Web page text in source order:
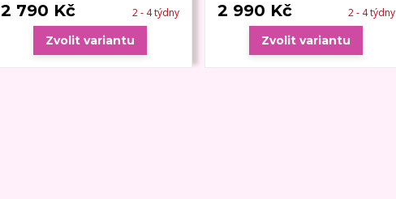
2 790 Kč 2 - 4 týdny
Zvolit variantu
2 990 Kč 2 - 4 týdny
Zvolit variantu